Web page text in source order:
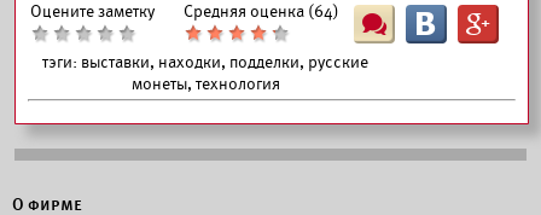
Оцените заметку Средняя оценка (64)
тэги: выставки, находки, подделки, русские
монеты, технология
Ш B G
О фирме